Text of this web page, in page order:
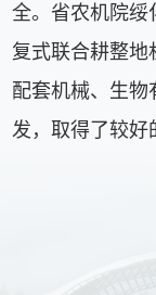
全。省农机院绥
复式联合耕整地
配套机械、生物
发，取得了较好